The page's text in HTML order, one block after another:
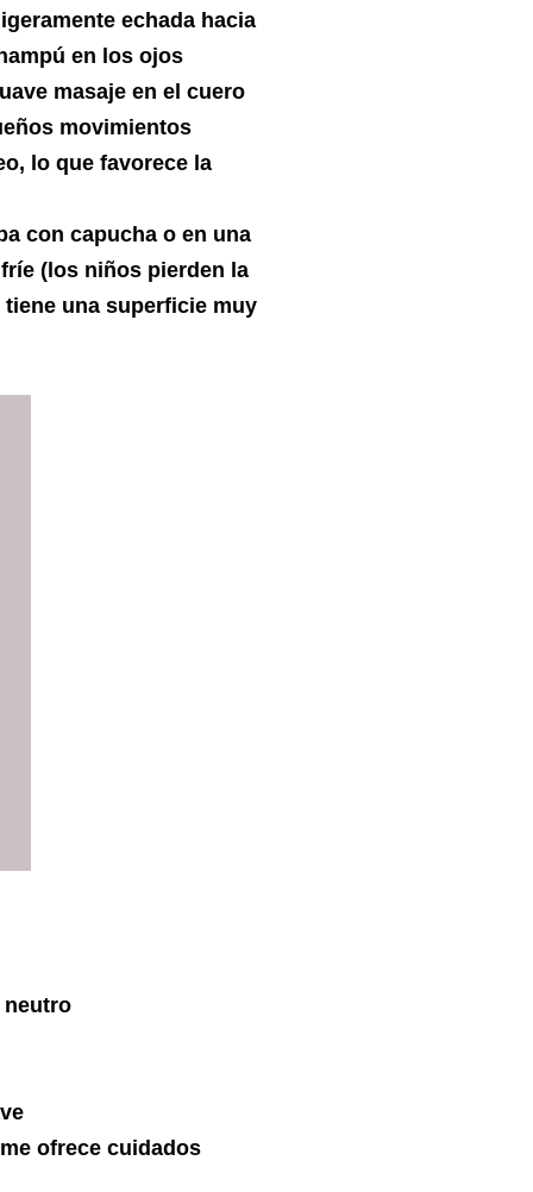
echada hacia
en los ojos
masaje en el cuero
movimientos
lo que favorece la
con capucha o en una
(los niños pierden la
una superficie muy
neutro
ofrece cuidados